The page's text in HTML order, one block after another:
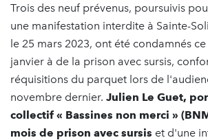
Trois des neuf prévenus, poursuivis
une manifestation interdite à Sainte-
le 25 mars 2023, ont été condamnés
janvier à de la prison avec sursis,
réquisitions du parquet lors de
novembre dernier. Julien Le Guet,
collectif « Bassines non merci »
mois de prison avec sursis et d'une